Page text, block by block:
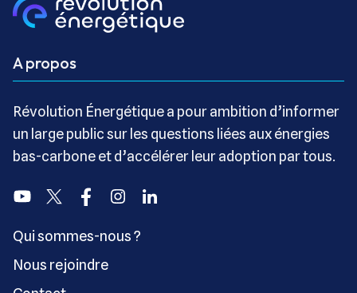
A propos
Révolution Énergétique a pour ambition d’informer
un large public sur les questions liées aux énergies
bas-carbone et d’accélérer leur adoption par tous.
YoutubeTwitter FacebookInstagramLinkedin
Qui sommes-nous ?
Nous rejoindre